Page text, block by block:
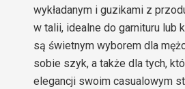
wykładanym i guzikami z
w talii, idealne do garnituru lub
są świetnym wyborem dla
sobie szyk, a także dla tych,
elegancji swoim casualowym